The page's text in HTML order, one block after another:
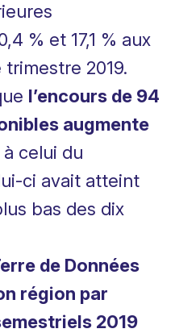
% et 17,1 % aux
2019.
l’encours de 94
augmente
celui du
ci avait atteint
bas des dix
de Données
région par
2019